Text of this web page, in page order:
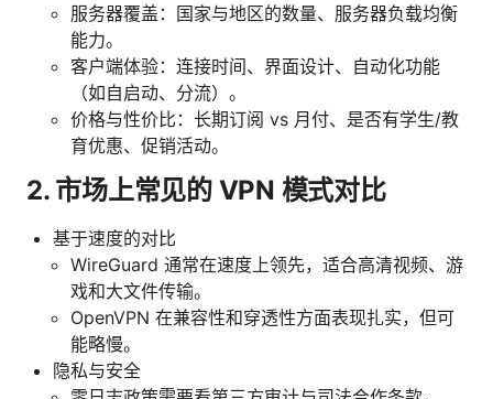
服务器覆盖：国家与地区的数量、服务器负载均衡
能力。
客户端体验：连接时间、界面设计、自动化功能
（如自启动、分流）。
价格与性价比：长期订阅 vs 月付、是否有学生/教
育优惠、促销活动。
2. 市场上常见的 VPN 模式对比
基于速度的对比
WireGuard 通常在速度上领先，适合高清视频、游
戏和大文件传输。
OpenVPN 在兼容性和穿透性方面表现扎实，但可
能略慢。
隐私与安全